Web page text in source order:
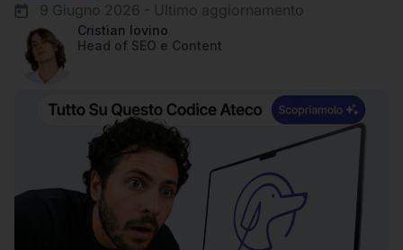
9 Giugno 2026 - Ultimo aggiornamento
Cristian Iovino
Head of SEO e Content